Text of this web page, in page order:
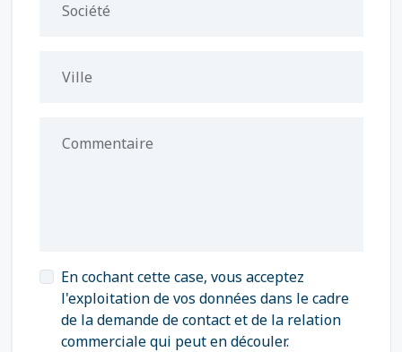
Société
Ville
Commentaire
En cochant cette case, vous acceptez
l'exploitation de vos données dans le cadre
de la demande de contact et de la relation
commerciale qui peut en découler.